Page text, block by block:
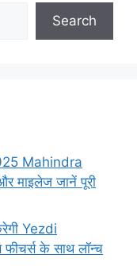
Search
Mahindra
माइलेज जानें पूरी
Yezdi
के साथ लॉन्च